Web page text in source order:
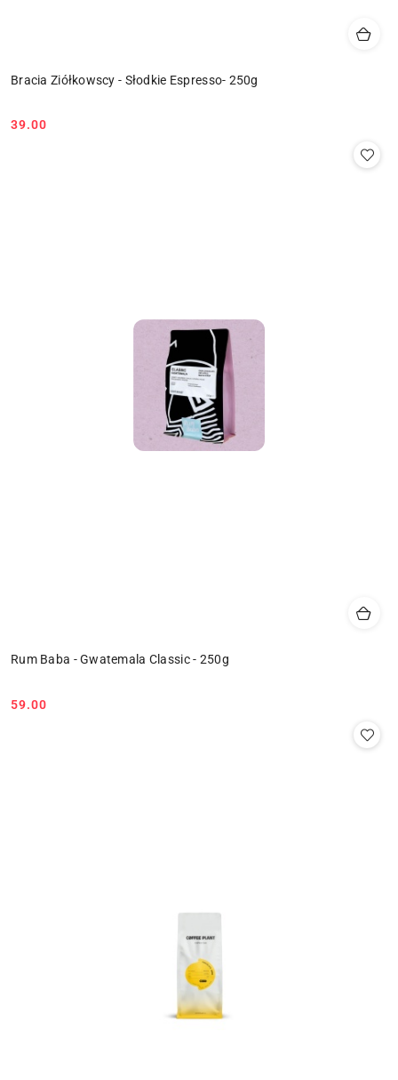
Bracia Ziółkowscy - Słodkie Espresso- 250g
Cena:
39.00
Rum Baba - Gwatemala Classic - 250g
Cena:
59.00